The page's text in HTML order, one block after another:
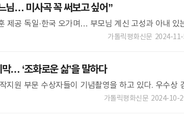
… 미사곡 꼭 써보고 싶어”
제공 독일·한국 오가며… 부모님 계신 고성과 아내 있
가톨릭평화신문 2024-
… ‘조화로운 삶’을 말하다
지원 부문 수상자들이 기념촬영을 하고 있다. 우수상
가톨릭평화신문 2024-10-